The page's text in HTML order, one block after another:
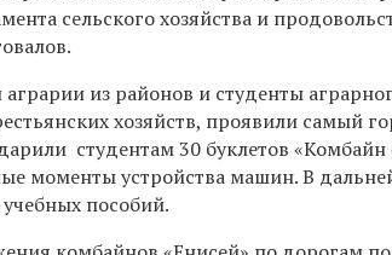
сельского хозяйства и
из районов и студенты
хозяйств, проявили самый
студентам 30 буклетов «Комбайн
моменты устройства машин. В
учебных пособий.